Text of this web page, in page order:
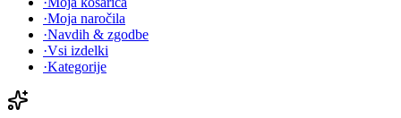
·Moja naročila
·Navdih & zgodbe
·Vsi izdelki
·Kategorije